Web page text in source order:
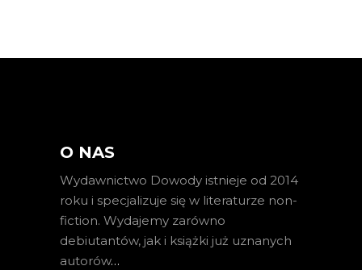
O NAS
Wydawnictwo Dowody istnieje od 2014
roku i specjalizuje się w literaturze non-
fiction. Wydajemy zarówno
debiutantów, jak i książki już uznanych
autorów…